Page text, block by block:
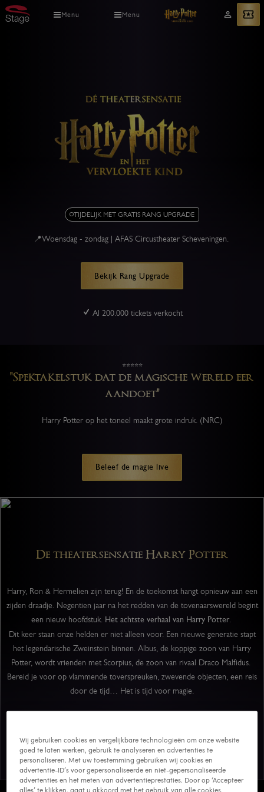
Overslaan
en
Menu Menu
Mijn
account
Bekijk tickets
Harry
Potter
en
Vervloekte
Kind
TIJDELIJK MET GRATIS RANG UPGRADE
📍Woensdag - zondag | AFAS Circustheater Scheveningen.
Bekijk Rang Upgrade
Al 200.000 tickets verkocht
⭐⭐⭐⭐⭐
"Spektakelstuk dat de magische wereld eer
aandoet"
Harry Potter op het toneel maakt grote indruk. (NRC)
Beleef de magie live
De theatersensatie Harry Potter
Harry, Ron & Hermelien zijn terug! En de toekomst hangt opnieuw aan een
zijden draadje. Negentien jaar na het redden van de tovenaarswereld begint
een nieuw hoofdstuk. Het achtste verhaal van Harry Potter.
Dit keer staan onze helden er niet alleen voor. Een nieuwe generatie stapt
het legendarische Zweinstein binnen. Albus, de koppige zoon van Harry
Potter, wordt vrienden met Scorpius, de zoon van rivaal Draco Malfidus.
Bereid je voor op vlammende toverspreuken, zwevende objecten, een reis
door de tijd… Het is tijd voor magie.
Beleef de magie live
Wij gebruiken cookies en vergelijkbare technologieën om onze website
goed te laten werken, gebruik te analyseren en advertenties te
personaliseren. Met uw toestemming gebruiken wij cookies en
advertentie-ID’s voor gepersonaliseerde en niet-gepersonaliseerde
advertenties en het meten van advertentieprestaties. Door op ‘Accepteer
alles’ te klikken, gaat u akkoord met het gebruik van alle cookies,